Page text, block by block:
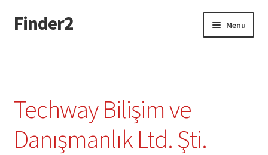
Skip
to
Skip
to
Finder2 Menu
Techway Bilişim ve
Danışmanlık Ltd. Şti.